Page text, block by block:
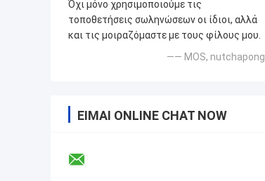
Όχι μόνο χρησιμοποιούμε τις
τοποθετήσεις σωληνώσεων οι ίδιοι, αλλά
και τις μοιραζόμαστε με τους φίλους μου.
—— MOS, nutchapong
ΕΊΜΑΙ ONLINE CHAT NOW